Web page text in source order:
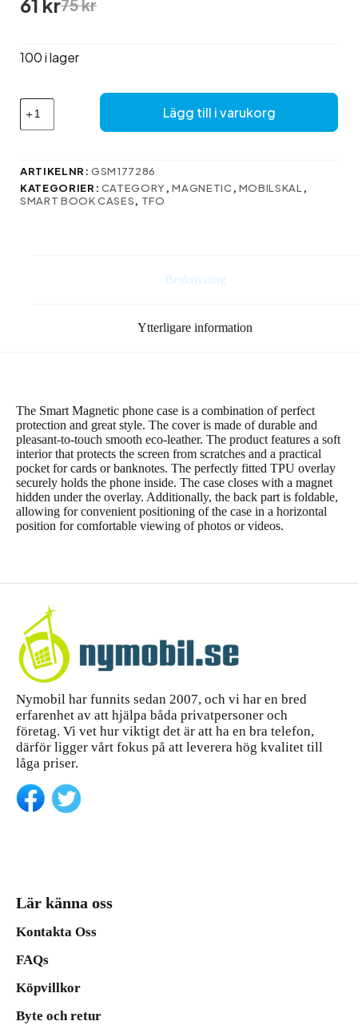
75kr
ursprungliga
var:
61 krnuvarande
är:
100 i lager
Smart
magnetfodral
för
Galaxy
4G
Lägg till i varukorg
ARTIKELNR:GSM177286
KATEGORIER: CATEGORY ,MAGNETIC, MOBILSKAL ,
SMART BOOK CASES, TFO
Beskrivning
Ytterligare information
The Smart Magnetic phone case is a combination of perfect
protection and great style. The cover is made of durable and
pleasant-to-touch smooth eco-leather. The product features a soft
interior that protects the screen from scratches and a practical
pocket for cards or banknotes. The perfectly fitted TPU overlay
securely holds the phone inside. The case closes with a magnet
hidden under the overlay. Additionally, the back part is foldable,
allowing for convenient positioning of the case in a horizontal
position for comfortable viewing of photos or videos.
Nymobil har funnits sedan 2007, och vi har en bred
erfarenhet av att hjälpa båda privatpersoner och
företag. Vi vet hur viktigt det är att ha en bra telefon,
därför ligger vårt fokus på att leverera hög kvalitet till
låga priser.
Lär känna oss
Kontakta Oss
FAQs
Köpvillkor
Byte och retur